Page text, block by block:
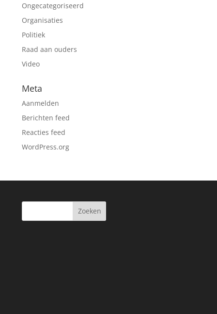
Ongecategoriseerd
Organisaties
Politiek
Raad aan ouders
Video
Meta
Aanmelden
Berichten feed
Reacties feed
WordPress.org